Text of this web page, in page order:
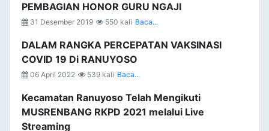
PEMBAGIAN HONOR GURU NGAJI
31 Desember 2019 550 kali Baca...
DALAM RANGKA PERCEPATAN VAKSINASI
COVID 19 Di RANUYOSO
06 April 2022 539 kali Baca...
Kecamatan Ranuyoso Telah Mengikuti
MUSRENBANG RKPD 2021 melalui Live
Streaming